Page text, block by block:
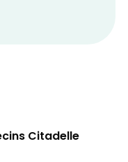
Citadelle